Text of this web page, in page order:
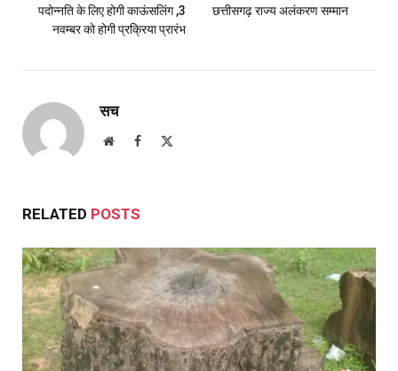
पदोन्नति के लिए होगी काऊंसलिंग ,3
नवम्बर को होगी प्रक्रिया प्रारंभ
छत्तीसगढ़ राज्य अलंकरण सम्मान
सच
WebsiteFacebook
RELATED POSTS